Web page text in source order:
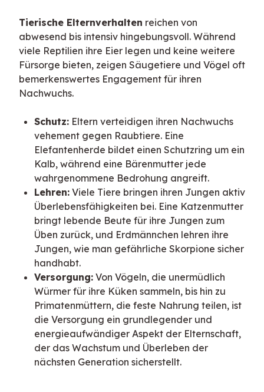
Tierische Elternverhalten reichen von
abwesend bis intensiv hingebungsvoll. Während
viele Reptilien ihre Eier legen und keine weitere
Fürsorge bieten, zeigen Säugetiere und Vögel oft
bemerkenswertes Engagement für ihren
Nachwuchs.
Schutz: Eltern verteidigen ihren Nachwuchs
vehement gegen Raubtiere. Eine
Elefantenherde bildet einen Schutzring um ein
Kalb, während eine Bärenmutter jede
wahrgenommene Bedrohung angreift.
Lehren: Viele Tiere bringen ihren Jungen aktiv
Überlebensfähigkeiten bei. Eine Katzenmutter
bringt lebende Beute für ihre Jungen zum
Üben zurück, und Erdmännchen lehren ihre
Jungen, wie man gefährliche Skorpione sicher
handhabt.
Versorgung: Von Vögeln, die unermüdlich
Würmer für ihre Küken sammeln, bis hin zu
Primatenmüttern, die feste Nahrung teilen, ist
die Versorgung ein grundlegender und
energieaufwändiger Aspekt der Elternschaft,
der das Wachstum und Überleben der
nächsten Generation sicherstellt.